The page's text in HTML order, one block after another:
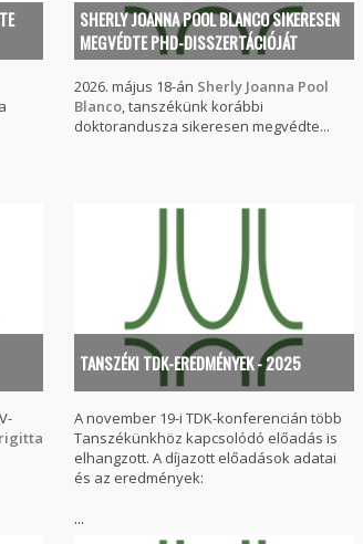
SHERLY JOANNA POOL BLANCO SIKERESEN
MEGVÉDTE PHD-DISSZERTÁCIÓJÁT
2026. május 18-án Sherly Joanna Pool
Blanco, tanszékünk korábbi
doktorandusza sikeresen megvédte...
TANSZÉKI TDK-EREDMÉNYEK - 2025
A november 19-i TDK-konferencián több
Tanszékünkhöz kapcsolódó előadás is
elhangzott. A díjazott előadások adatai
és az eredmények:
...